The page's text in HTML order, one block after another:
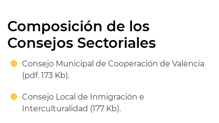
Composición de los
Consejos Sectoriales
Consejo Municipal de Cooperación de València
(pdf. 173 Kb).
Consejo Local de Inmigración e
Interculturalidad (177 Kb).